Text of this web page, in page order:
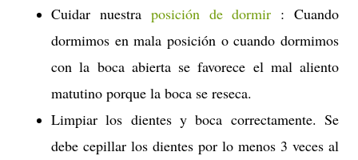
Cuidar nuestra posición de dormir : Cuando
dormimos en mala posición o cuando dormimos
con la boca abierta se favorece el mal aliento
matutino porque la boca se reseca.
Limpiar los dientes y boca correctamente. Se
debe cepillar los dientes por lo menos 3 veces al